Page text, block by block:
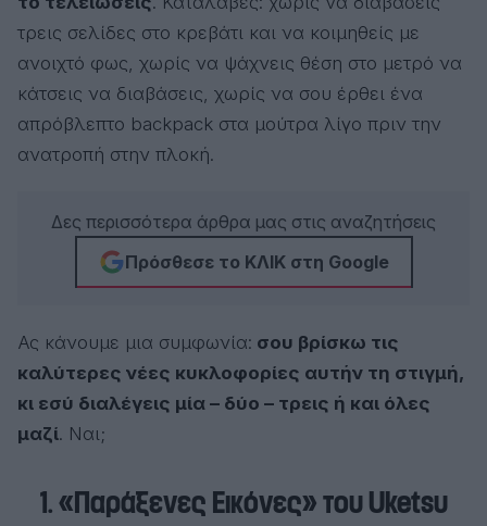
τρεις σελίδες στο κρεβάτι και να κοιμηθείς με
ανοιχτό φως, χωρίς να ψάχνεις θέση στο μετρό να
κάτσεις να διαβάσεις, χωρίς να σου έρθει ένα
απρόβλεπτο backpack στα μούτρα λίγο πριν την
ανατροπή στην πλοκή.
Δες περισσότερα άρθρα μας στις αναζητήσεις
Πρόσθεσε το ΚΛΙΚ στη Google
Ας κάνουμε μια συμφωνία: σου βρίσκω τις
καλύτερες νέες κυκλοφορίες αυτήν τη στιγμή,
κι εσύ διαλέγεις μία – δύο – τρεις ή και όλες
μαζί. Ναι;
1. «Παράξενες Εικόνες» του Uketsu